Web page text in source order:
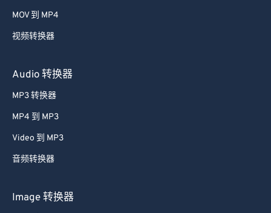
MOV 到 MP4
视频转换器
Audio 转换器
MP3 转换器
MP4 到 MP3
Video 到 MP3
音频转换器
Image 转换器